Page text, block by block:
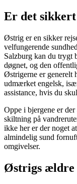
Er det
Østrig er en sikker
velfungerende
Salzburg kan du trygt
døgnet, og den
Østrigerne er generelt
udmærket engelsk,
assistance, hvis du
Oppe i bjergene er
skiltning på
ikke her er der noget
almindelig sund
omgivelser.
Østrigs ældre